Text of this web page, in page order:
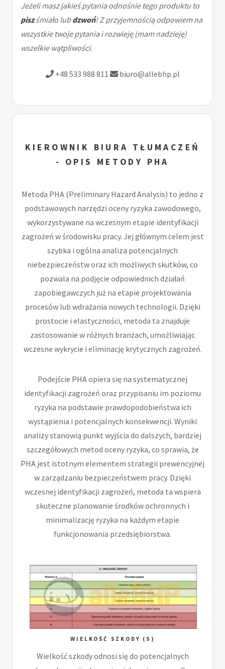
Jeżeli masz jakieś pytania odnośnie tego produktu to
piszśmiało lubdzwoń! Z przyjemnością odpowiem na
wszystkie twoje pytania i rozwieję (mam nadzieję)
wszelkie wątpliwości.
+48 533 988 811 biuro@allebhp.pl
KIEROWNIK BIURA TŁUMACZEŃ
- OPIS METODY PHA
Metoda PHA (Preliminary Hazard Analysis) to jedno z
podstawowych narzędzi oceny ryzyka zawodowego,
wykorzystywane na wczesnym etapie identyfikacji
zagrożeń w środowisku pracy. Jej głównym celem jest
szybka i ogólna analiza potencjalnych
niebezpieczeństw oraz ich możliwych skutków, co
pozwala na podjęcie odpowiednich działań
zapobiegawczych już na etapie projektowania
procesów lub wdrażania nowych technologii. Dzięki
prostocie i elastyczności, metoda ta znajduje
zastosowanie w różnych branżach, umożliwiając
wczesne wykrycie i eliminację krytycznych zagrożeń.
Podejście PHA opiera się na systematycznej
identyfikacji zagrożeń oraz przypisaniu im poziomu
ryzyka na podstawie prawdopodobieństwa ich
wystąpienia i potencjalnych konsekwencji. Wyniki
analizy stanowią punkt wyjścia do dalszych, bardziej
szczegółowych metod oceny ryzyka, co sprawia, że
PHA jest istotnym elementem strategii prewencyjnej
w zarządzaniu bezpieczeństwem pracy. Dzięki
wczesnej identyfikacji zagrożeń, metoda ta wspiera
skuteczne planowanie środków ochronnych i
minimalizację ryzyka na każdym etapie
funkcjonowania przedsiębiorstwa.
WIELKOŚĆ SZKODY (S)
Wielkość szkody odnosi się do potencjalnych